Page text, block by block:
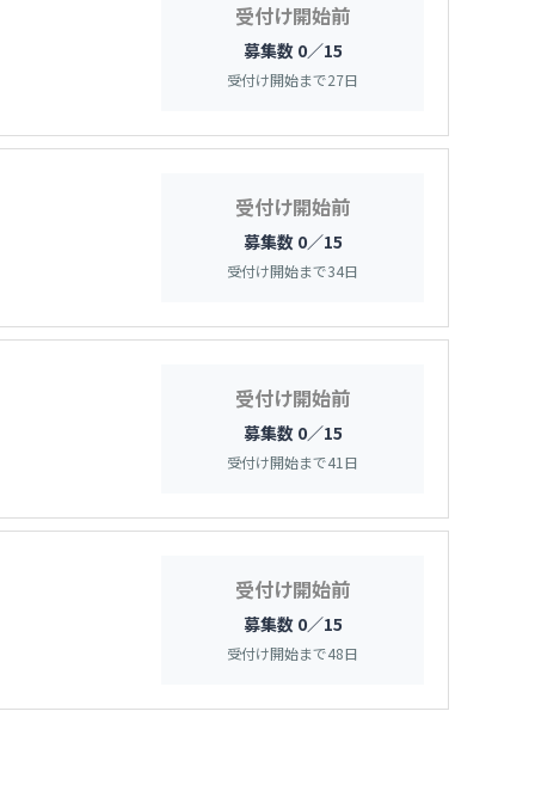
受付け開始前
募集数 0／15
受付け開始まで27日
受付け開始前
募集数 0／15
受付け開始まで34日
受付け開始前
募集数 0／15
受付け開始まで41 日
受付け開始前
募集数 0／15
受付け開始まで48日